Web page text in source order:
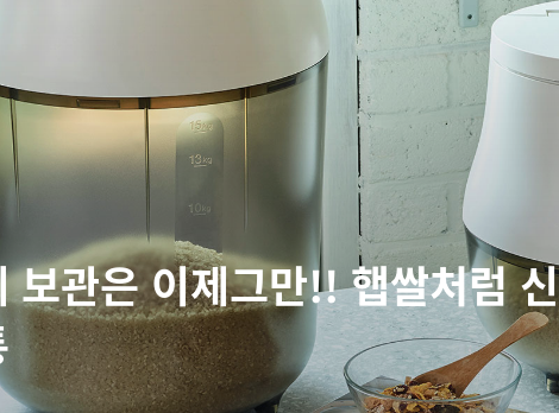
보관은 이제그만!! 햅쌀처럼